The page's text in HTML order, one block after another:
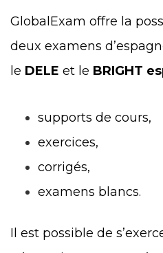
GlobalExam offre la
deux examens
le DELE et le BRIGHT
supports de cours,
exercices,
corrigés,
examens blancs.
Il est possible de